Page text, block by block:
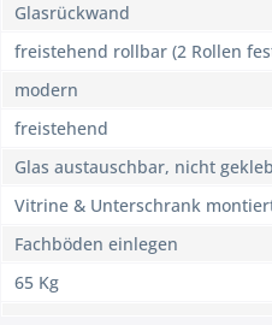
Glasrückwand
freistehend rollbar (2 Rollen
modern
freistehend
Glas austauschbar, nicht
Vitrine & Unterschrank
Fachböden einlegen
65 Kg